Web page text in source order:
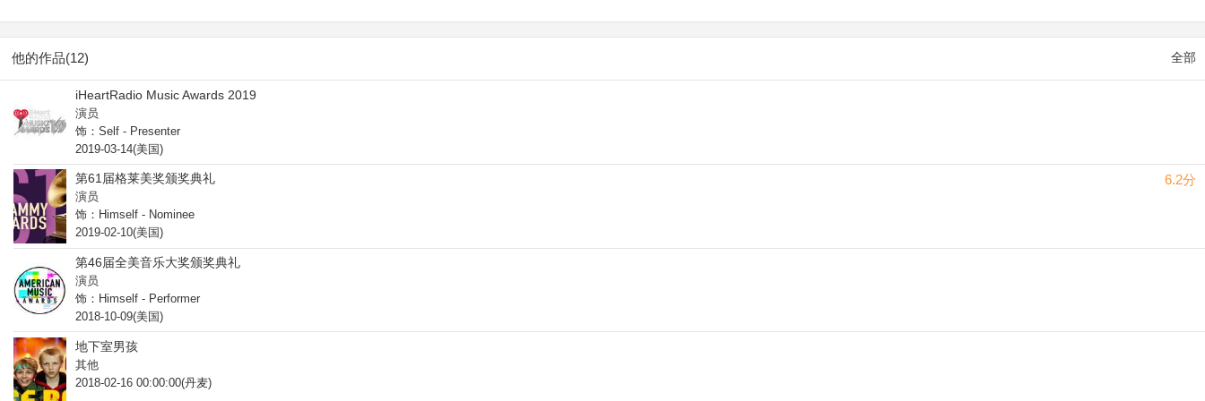
他的作品(12) 全部
iHeartRadio Music Awards 2019
演员
饰：Self - Presenter
2019-03-14(美国)
6.2分
第61届格莱美奖颁奖典礼
演员
饰：Himself - Nominee
2019-02-10(美国)
第46届全美音乐大奖颁奖典礼
演员
饰：Himself - Performer
2018-10-09(美国)
地下室男孩
其他
2018-02-16 00:00:00(丹麦)